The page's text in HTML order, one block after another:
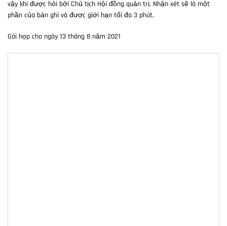
vậy khi được hỏi bởi Chủ tịch Hội đồng quản trị. Nhận xét sẽ là một
phần của bản ghi và được giới hạn tối đa 3 phút.
Gói họp cho ngày 13 tháng 8 năm 2021